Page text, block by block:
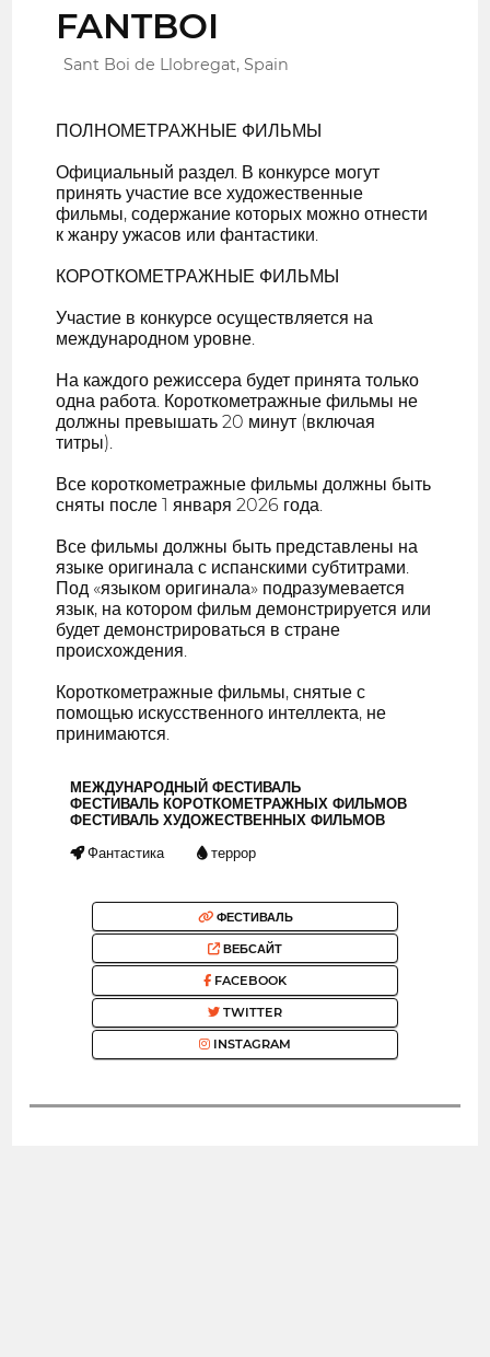
FANTBOI
Sant Boi de Llobregat, Spain
ПОЛНОМЕТРАЖНЫЕ ФИЛЬМЫ
Официальный раздел. В конкурсе могут
принять участие все художественные
фильмы, содержание которых можно отнести
к жанру ужасов или фантастики.
КОРОТКОМЕТРАЖНЫЕ ФИЛЬМЫ
Участие в конкурсе осуществляется на
международном уровне.
На каждого режиссера будет принята только
одна работа. Короткометражные фильмы не
должны превышать 20 минут (включая
титры).
Все короткометражные фильмы должны быть
сняты после 1 января 2026 года.
Все фильмы должны быть представлены на
языке оригинала с испанскими субтитрами.
Под «языком оригинала» подразумевается
язык, на котором фильм демонстрируется или
будет демонстрироваться в стране
происхождения.
Короткометражные фильмы, снятые с
помощью искусственного интеллекта, не
принимаются.
МЕЖДУНАРОДНЫЙ ФЕСТИВАЛЬ
ФЕСТИВАЛЬ КОРОТКОМЕТРАЖНЫХ ФИЛЬМОВ
ФЕСТИВАЛЬ ХУДОЖЕСТВЕННЫХ ФИЛЬМОВ
Фантастика террор
ФЕСТИВАЛЬ
ВЕБСАЙТ
FACEBOOK
TWITTER
INSTAGRAM